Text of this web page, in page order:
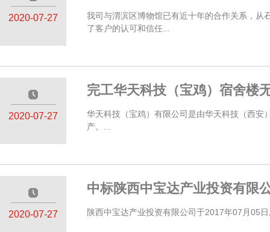
—————
2020-07-27
我司与渭滨区博物馆已有近十年的合作关系，从
了客户的认可和信任...
—————
2020-07-27
完工华天科技（宝鸡）宿舍楼
华天科技（宝鸡）有限公司是由华天科技（西
产。...
—————
2020-07-27
中标陕西中宝达产业投资有限
陕西中宝达产业投资有限公司于2017年07月05